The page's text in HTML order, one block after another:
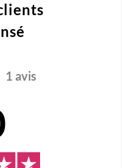
1 avis